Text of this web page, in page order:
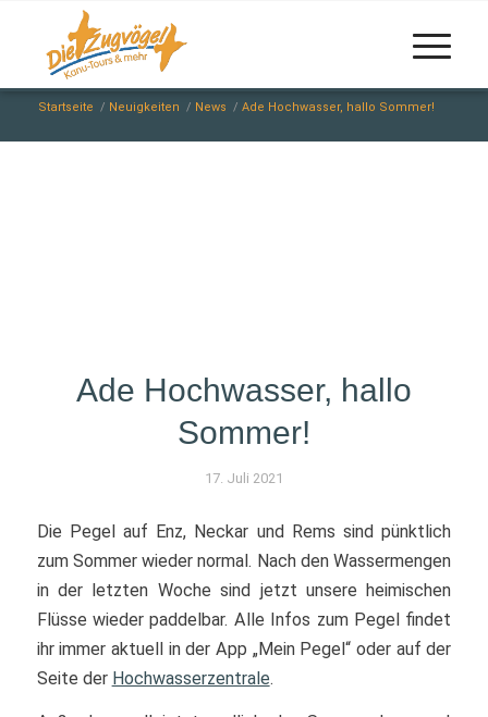
Startseite / Neuigkeiten / News / Ade Hochwasser, hallo Sommer!
Ade Hochwasser, hallo
Sommer!
17. Juli 2021
Die Pegel auf Enz, Neckar und Rems sind pünktlich
zum Sommer wieder normal. Nach den Wassermengen
in der letzten Woche sind jetzt unsere heimischen
Flüsse wieder paddelbar. Alle Infos zum Pegel findet
ihr immer aktuell in der App „Mein Pegel“ oder auf der
Seite der Hochwasserzentrale.